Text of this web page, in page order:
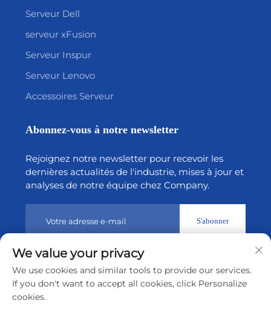
Serveur Dell
serveur xFusion
Serveur Inspur
Serveur Lenovo
Accessoires Serveur
Abonnez-vous à notre newsletter
Rejoignez notre newsletter pour recevoir les
dernières actualités de l'industrie, mises à jour et
analyses de notre équipe chez Company.
S'abonner
Droits d’auteur © 2026 par Shenzhen Tiansheng Cloud
Technology CO., Ltd.
Politique de confidentialité
We value your privacy
We use cookies and similar tools to provide our services.
If you don't want to accept all cookies, click Personalize
cookies.